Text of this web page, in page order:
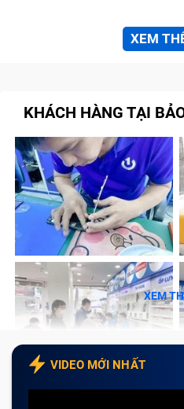
XEM
KHÁCH HÀNG TẠI
XEM
VIDEO MỚI NHẤT